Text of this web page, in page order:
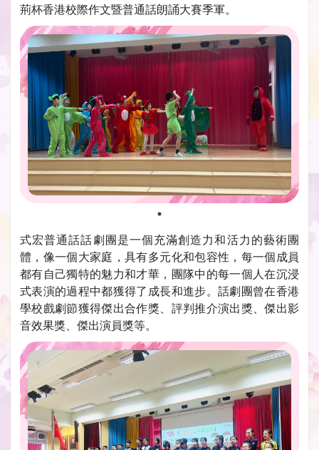
荊杯香港校際作文暨普通話朗誦大賽季軍。
式宏普通話話劇團是一個充滿創造力和活力的藝術團
體，像一個大家庭，具有多元化和包容性，每一個成員
都有自己獨特的魅力和才華，團隊中的每一個人在沉浸
式表演的過程中都獲得了成長和進步。話劇團曾在香港
學校戲劇節獲得傑出合作獎、評判推介演出獎、傑出影
音效果獎、傑出演員獎等。